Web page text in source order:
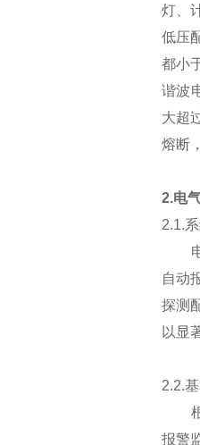
灯、
低压
都小
谐波
大超
熔断
2.电
2.1.
电
自动
探测
以显
2.2.
根
报警